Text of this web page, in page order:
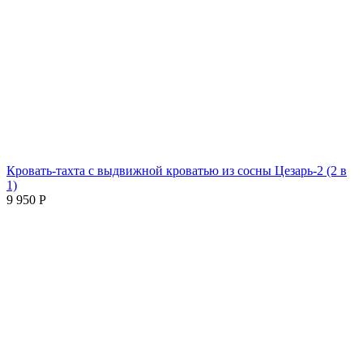
Кровать-тахта с выдвижной кроватью из сосны Цезарь-2 (2 в
1)
9 950 Р